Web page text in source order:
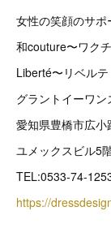
女性の笑顔のサ
和couture〜ワク
Liberté〜リベルテ
グラントイーワン
愛知県豊橋市広小
ユメックスビル5
TEL:0533-74-
https://